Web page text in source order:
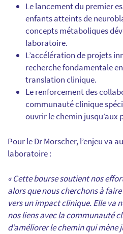
Le lancement du premier
enfants atteints de
concepts métaboliques
laboratoire.
L’accélération de projets
recherche fondamentale
translation clinique.
Le renforcement des
communauté clinique
ouvrir le chemin jusqu’aux
Pour le Dr Morscher, l’enjeu va
laboratoire :
« Cette bourse soutient nos
alors que nous cherchons à
vers un impact clinique. Elle va
nos liens avec la communauté
d’améliorer le chemin qui mène